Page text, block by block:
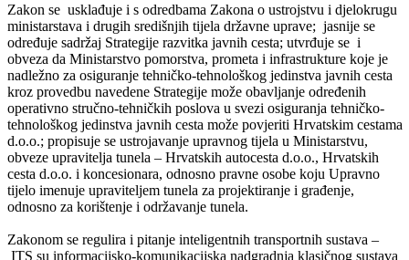
Zakon se usklađuje i s odredbama Zakona o ustrojstvu i djelokrugu
ministarstava i drugih središnjih tijela državne uprave; jasnije se
određuje sadržaj Strategije razvitka javnih cesta; utvrđuje se i
obveza da Ministarstvo pomorstva, prometa i infrastrukture koje je
nadležno za osiguranje tehničko-tehnološkog jedinstva javnih cesta
kroz provedbu navedene Strategije može obavljanje određenih
operativno stručno-tehničkih poslova u svezi osiguranja tehničko-
tehnološkog jedinstva javnih cesta može povjeriti Hrvatskim cestama
d.o.o.; propisuje se ustrojavanje upravnog tijela u Ministarstvu,
obveze upravitelja tunela – Hrvatskih autocesta d.o.o., Hrvatskih
cesta d.o.o. i koncesionara, odnosno pravne osobe koju Upravno
tijelo imenuje upraviteljem tunela za projektiranje i građenje,
odnosno za korištenje i održavanje tunela.
Zakonom se regulira i pitanje inteligentnih transportnih sustava –
ITS su informacijsko-komunikacijska nadgradnja klasičnog sustava